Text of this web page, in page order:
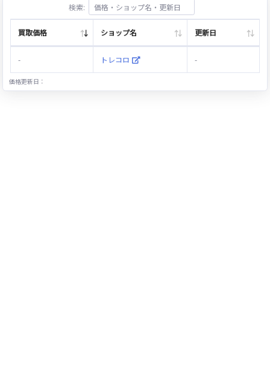
検索:
買取価格 ショップ名 更新日
- トレコロ -
価格更新日：